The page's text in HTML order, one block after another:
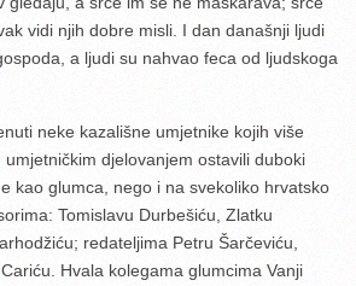
vidi njih dobre misli. I dan današnji ljudi
a ljudi su nahvao feca od ljudskoga
neke kazališne umjetnike kojih više
djelovanjem ostavili duboki
kao glumca, nego i na svekoliko hrvatsko
Tomislavu Durbešiću, Zlatku
redateljima Petru Šarčeviću,
Hvala kolegama glumcima Vanji